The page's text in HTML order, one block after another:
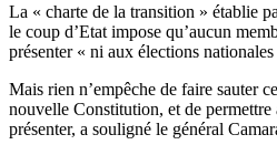
La « charte de la transition » établie
le coup d’Etat impose qu’aucun
présenter « ni aux élections
Mais rien n’empêche de faire sauter
nouvelle Constitution, et de
présenter, a souligné le général